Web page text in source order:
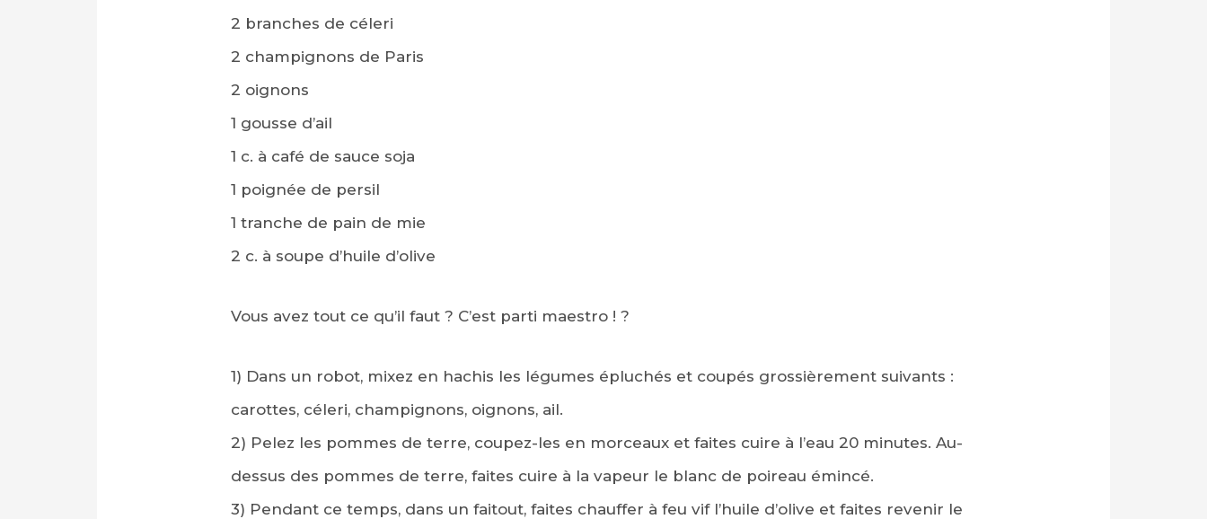
2 branches de céleri
2 champignons de Paris
2 oignons
1 gousse d’ail
1 c. à café de sauce soja
1 poignée de persil
1 tranche de pain de mie
2 c. à soupe d’huile d’olive
Vous avez tout ce qu’il faut ? C’est parti maestro ! ?
1) Dans un robot, mixez en hachis les légumes épluchés et coupés grossièrement suivants :
carottes, céleri, champignons, oignons, ail.
2) Pelez les pommes de terre, coupez-les en morceaux et faites cuire à l’eau 20 minutes. Au-
dessus des pommes de terre, faites cuire à la vapeur le blanc de poireau émincé.
3) Pendant ce temps, dans un faitout, faites chauffer à feu vif l’huile d’olive et faites revenir le